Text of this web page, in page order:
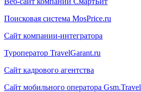
Поисковая система MosPrice.ru
Сайт компании-интегратора
Туроператор TravelGarant.ru
Сайт кадрового агентства
Сайт мобильного оператора Gsm.Travel